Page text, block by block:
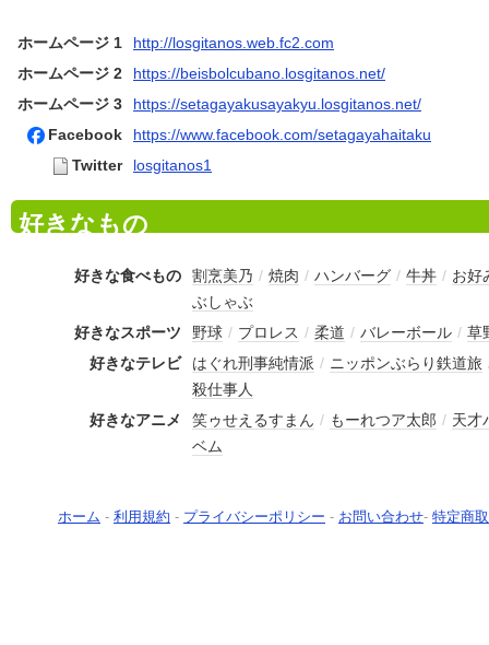
ホームページ 1
http://losgitanos.web.fc2.com
ホームページ 2
https://beisbolcubano.losgitanos.net/
ホームページ 3
https://setagayakusayakyu.losgitanos.net/
Facebook
https://www.facebook.com/setagayahaitaku
Twitter
losgitanos1
好きなもの
好きな食べもの 割烹美乃 / 焼肉 / ハンバーグ / 牛丼 / お好
ぶしゃぶ
好きなスポーツ
野球 / プロレス / 柔道 / バレーボール / 草
好きなテレビ
はぐれ刑事純情派 / ニッポンぶらり鉄道旅
殺仕事人
好きなアニメ
笑ゥせえるすまん / もーれつア太郎 / 天才
ベム
ホーム - 利用規約 - プライバシーポリシー - お問い合わせ- 特定商